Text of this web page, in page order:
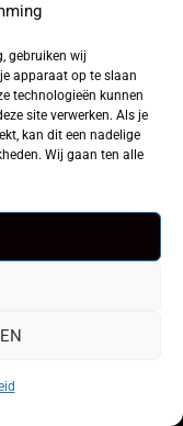
gebruiken wij
apparaat op te slaan
technologieën kunnen
site verwerken. Als je
kan dit een nadelige
Wij gaan ten alle